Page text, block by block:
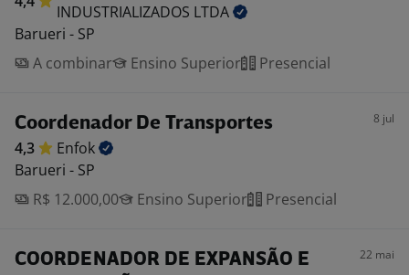
INDUSTRIALIZADOS LTDA
Barueri - SP
A combinar
Ensino Superior Presencial
Coordenador De Transportes 8 jul
4,3
Enfok
Barueri - SP
R$ 12.000,00
Ensino Superior Presencial
COORDENADOR DE EXPANSÃO E
22 mai